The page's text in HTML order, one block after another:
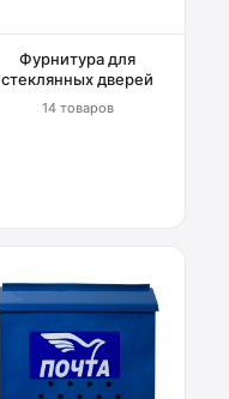
Фурнитура для
стеклянных дверей
14 товаров